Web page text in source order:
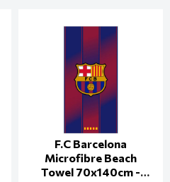
F.C Barcelona
Microfibre Beach
Towel 70x140cm -